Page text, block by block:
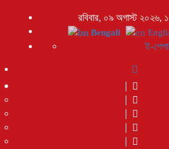
রবিবার, ০৯ অগাস্ট ২০২৬,
Bengali
ই-